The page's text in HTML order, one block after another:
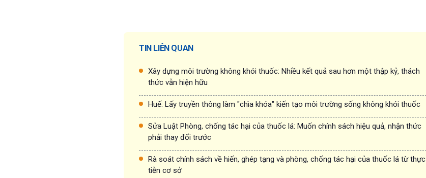
TIN LIÊN QUAN
Xây dựng môi trường không khói thuốc: Nhiều kết quả sau hơn một thập kỷ, thách
thức vẫn hiện hữu
Huế: Lấy truyền thông làm "chìa khóa" kiến tạo môi trường sống không khói thuốc
Sửa Luật Phòng, chống tác hại của thuốc lá: Muốn chính sách hiệu quả, nhận thức
phải thay đổi trước
Rà soát chính sách về hiến, ghép tạng và phòng, chống tác hại của thuốc lá từ thực
tiễn cơ sở